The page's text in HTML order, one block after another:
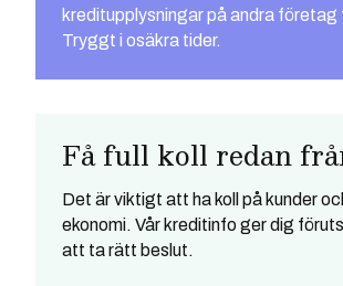
kreditupplysningar på andra företag
Tryggt i osäkra tider.
Få full koll redan
Det är viktigt att ha koll på kunder
ekonomi. Vår kreditinfo ger dig
att ta rätt beslut.